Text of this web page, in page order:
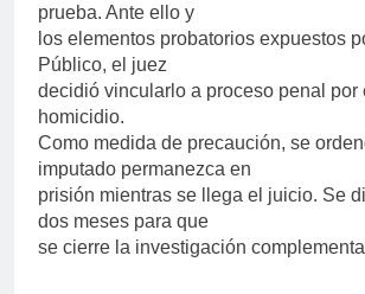
prueba. Ante ello y
los elementos probatorios expuestos
Público, el juez
decidió vincularlo a proceso penal por
homicidio.
Como medida de precaución, se
imputado permanezca en
prisión mientras se llega el juicio. Se
dos meses para que
se cierre la investigación